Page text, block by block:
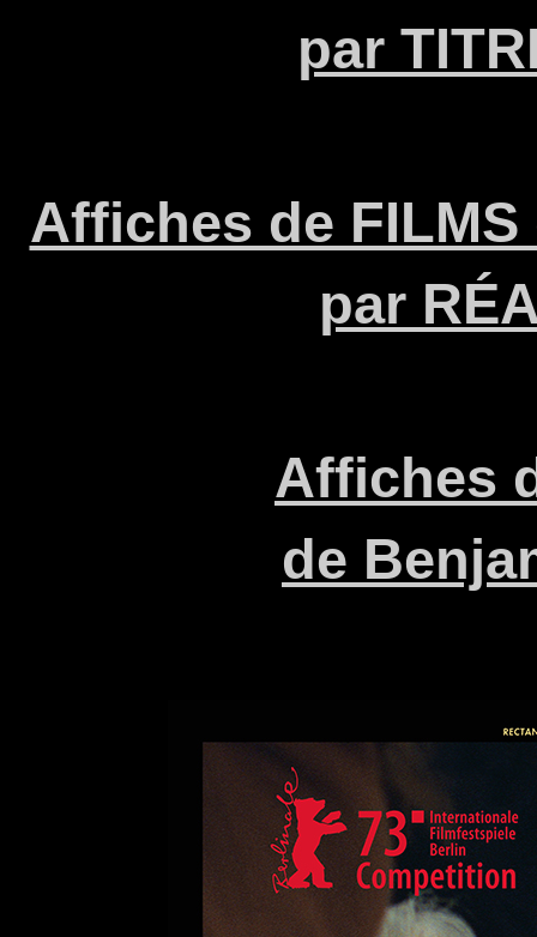
par
Affiches de
par
Affiches
de